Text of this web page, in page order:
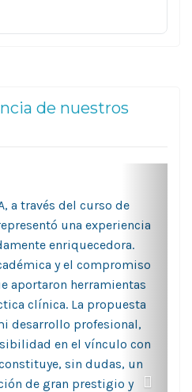
de nuestros
a través del curso de
una experiencia
enriquecedora.
y el compromiso
aportaron herramientas
clínica. La propuesta
desarrollo profesional,
en el vínculo con
sin dudas, un
de gran prestigio y